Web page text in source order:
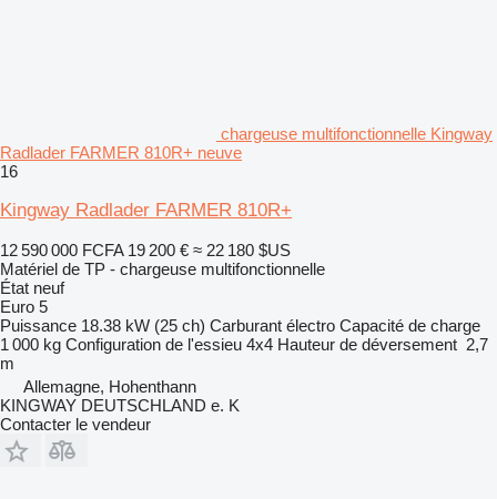
chargeuse multifonctionnelle Kingway
Radlader FARMER 810R+ neuve
16
Kingway Radlader FARMER 810R+
12 590 000 FCFA 19 200 € ≈ 22 180 $US
Matériel de TP - chargeuse multifonctionnelle
État neuf
Euro 5
Puissance 18.38 kW (25 ch) Carburant électro Capacité de charge
1 000 kg Configuration de l'essieu 4x4 Hauteur de déversement 2,7
m
Allemagne, Hohenthann
KINGWAY DEUTSCHLAND e. K
Contacter le vendeur